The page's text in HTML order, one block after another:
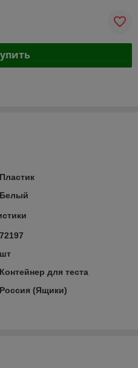
Пластик
Белый
72197
шт
Контейнер для теста
Россия (Ящики)